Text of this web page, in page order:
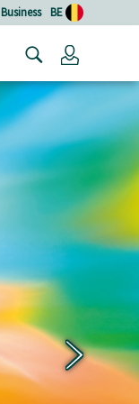
Business BE